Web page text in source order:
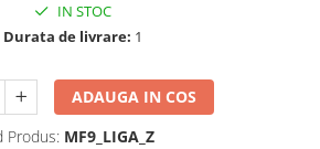
IN STOC
Durata de livrare: 1
ADAUGA IN COS
Produs: MF9_LIGA_Z